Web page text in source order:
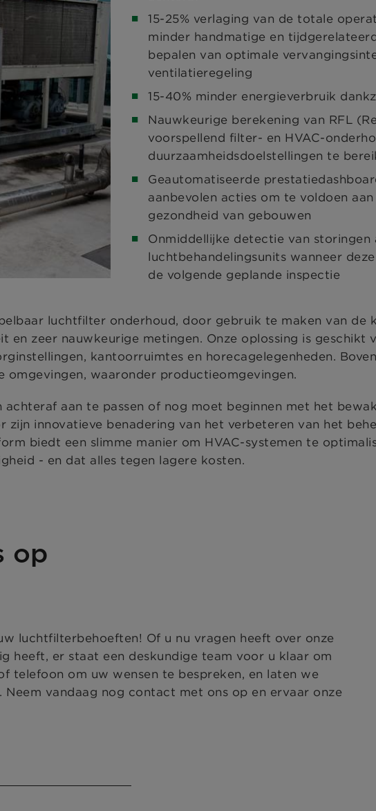
15-25% verlaging van de totale
minder handmatige en
bepalen van optimale
ventilatieregeling
15-40% minder energieverbruik
Nauwkeurige berekening van RFL
voorspellend filter- en HVAC-
duurzaamheidsdoelstellingen te
Geautomatiseerde
aanbevolen acties om te voldoen
gezondheid van gebouwen
Onmiddellijke detectie van storingen
luchtbehandelingsunits wanneer
de volgende geplande inspectie
luchtfilter onderhoud, door gebruik te maken van de
zeer nauwkeurige metingen. Onze oplossing is geschikt
kantoorruimtes en horecagelegenheden.
waaronder productieomgevingen.
achteraf aan te passen of nog moet beginnen met het
innovatieve benadering van het verbeteren van het
biedt een slimme manier om HVAC-systemen te
- en dat alles tegen lagere kosten.
op
luchtfilterbehoeften! Of u nu vragen heeft over onze
heeft, er staat een deskundige team voor u klaar om
telefoon om uw wensen te bespreken, en laten we
vandaag nog contact met ons op en ervaar onze